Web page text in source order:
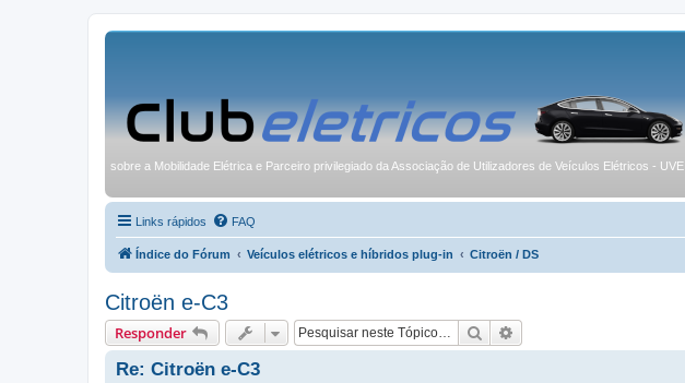
sobre a Mobilidade Elétrica e Parceiro privilegiado da Associação de Utilizadores de Veículos Elétricos - UVE
Links rápidos FAQ
Índice do Fórum Veículos elétricos e híbridos plug-in Citroën / DS
Citroën e-C3
Responder Pesquisar
Re: Citroën e-C3